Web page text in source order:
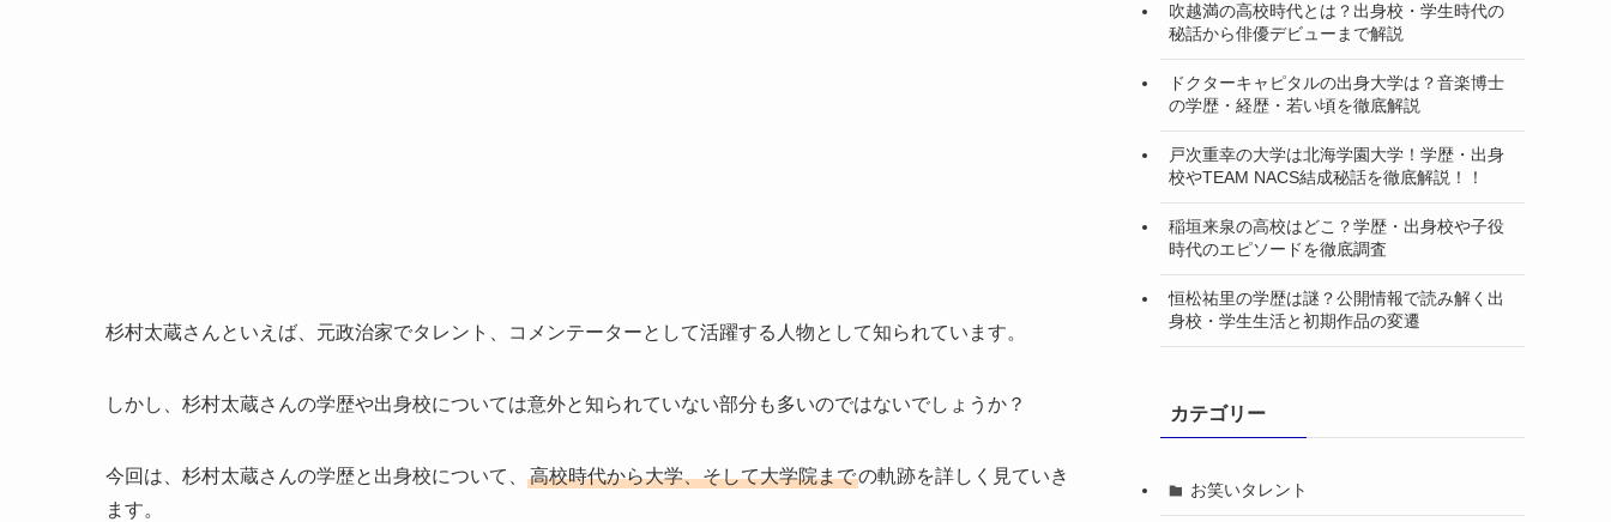
杉村太蔵さんといえば、元政治家でタレント、コメンテーターとして活躍する人物として知られています。
しかし、杉村太蔵さんの学歴や出身校については意外と知られていない部分も多いのではないでしょうか？
今回は、杉村太蔵さんの学歴と出身校について、 高校時代から大学、そして大学院までの軌跡を詳しく見ていき
ます。
吹越満の高校時代とは？出身校・学生時代の
秘話から俳優デビューまで解説
ドクターキャピタルの出身大学は？音楽博士
の学歴・経歴・若い頃を徹底解説
戸次重幸の大学は北海学園大学！学歴・出身
校やTEAM NACS結成秘話を徹底解説！！
稲垣来泉の高校はどこ？学歴・出身校や子役
時代のエピソードを徹底調査
恒松祐里の学歴は謎？公開情報で読み解く出
身校・学生生活と初期作品の変遷
カテゴリー
お笑いタレント